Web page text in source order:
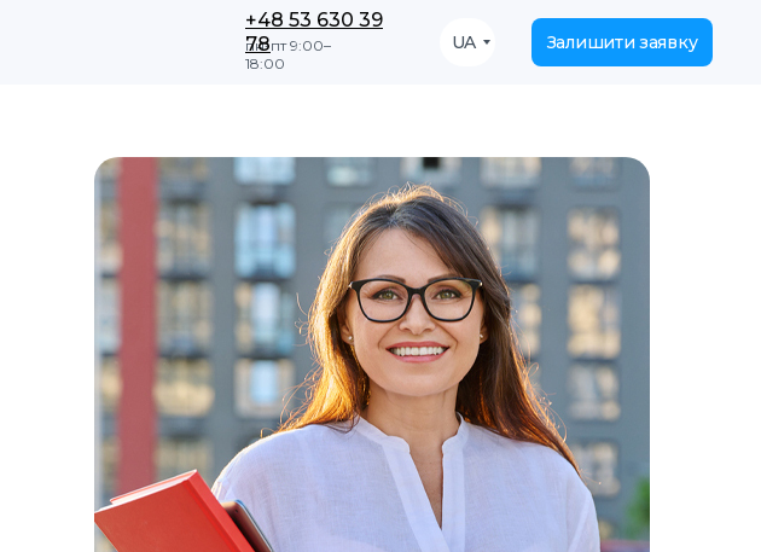
пн-пт 9:00–
18:00
+48 53 630 39
78
UA Залишити заявку